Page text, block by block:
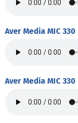
Aver Media MIC
Aver Media MIC